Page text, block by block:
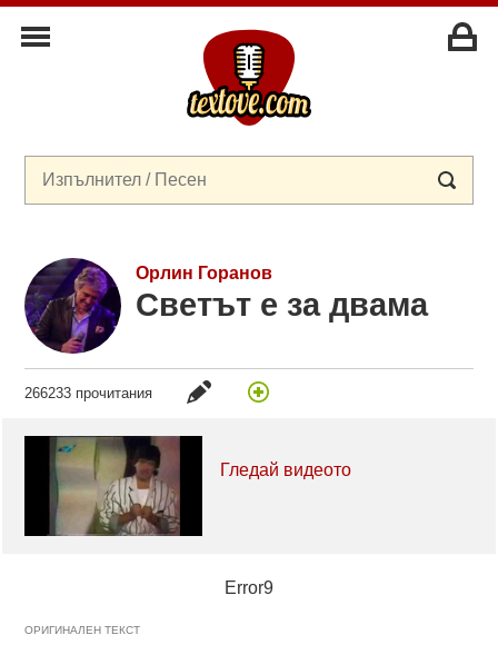
Орлин Горанов
Светът е за двама
266233 прочитания
Гледай видеото
Error9
ОРИГИНАЛЕН ТЕКСТ